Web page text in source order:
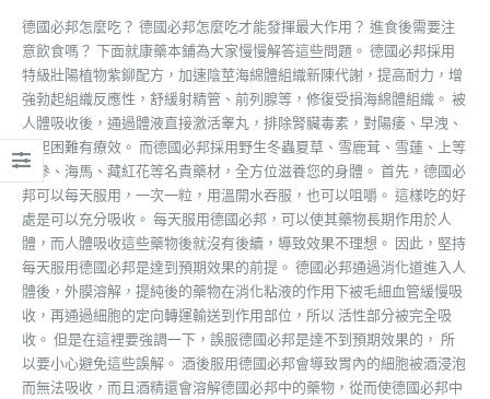
德國必邦怎麼吃？ 德國必邦怎麼吃才能發揮最大作用？ 進食後需要注
意飲食嗎？ 下面就康藥本鋪為大家慢慢解答這些問題。 德國必邦採用
特級壯陽植物紫鉚配方，加速陰莖海綿體組織新陳代謝，提高耐力，增
強勃起組織反應性，舒緩射精管、前列腺等，修復受損海綿體組織。 被
人體吸收後，通過體液直接激活睾丸，排除腎臟毒素，對陽痿、早洩、
勃起困難有療效。 而德國必邦採用野生冬蟲夏草、雪鹿茸、雪蓮、上等
人參、海馬、藏紅花等名貴藥材，全方位滋養您的身體。 首先，德國必
邦可以每天服用，一次一粒，用溫開水吞服，也可以咀嚼。 這樣吃的好
處是可以充分吸收。 每天服用德國必邦，可以使其藥物長期作用於人
體，而人體吸收這些藥物後就沒有後續，導致效果不理想。 因此，堅持
每天服用德國必邦是達到預期效果的前提。 德國必邦通過消化道進入人
體後，外膜溶解，提純後的藥物在消化粘液的作用下被毛細血管緩慢吸
收，再通過細胞的定向轉運輸送到作用部位，所以 活性部分被完全吸
收。 但是在這裡要強調一下，誤服德國必邦是達不到預期效果的， 所
以要小心避免這些誤解。 酒後服用德國必邦會導致胃內的細胞被酒浸泡
而無法吸收，而且酒精還會溶解德國必邦中的藥物，從而使德國必邦中